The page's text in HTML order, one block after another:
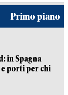
Primo piano
in Spagna
porti per chi